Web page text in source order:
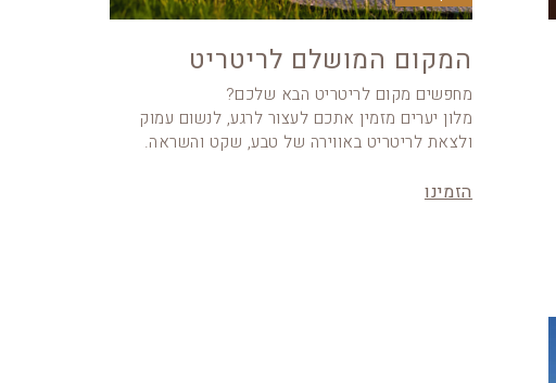
המקום המושלם לריטריט
מחפשים מקום לריטריט הבא שלכם?
מלון יערים מזמין אתכם לעצור לרגע, לנשום עמוק
ולצאת לריטריט באווירה של טבע, שקט והשראה.
הזמינו